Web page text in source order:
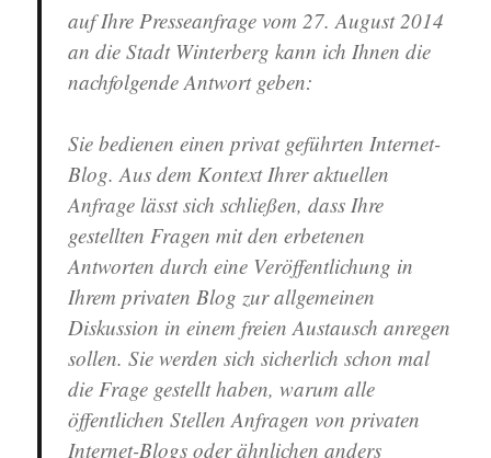
auf Ihre Presseanfrage vom 27. August 2014
an die Stadt Winterberg kann ich Ihnen die
nachfolgende Antwort geben:
Sie bedienen einen privat geführten Internet-
Blog. Aus dem Kontext Ihrer aktuellen
Anfrage lässt sich schließen, dass Ihre
gestellten Fragen mit den erbetenen
Antworten durch eine Veröffentlichung in
Ihrem privaten Blog zur allgemeinen
Diskussion in einem freien Austausch anregen
sollen. Sie werden sich sicherlich schon mal
die Frage gestellt haben, warum alle
öffentlichen Stellen Anfragen von privaten
Internet-Blogs oder ähnlichen anders